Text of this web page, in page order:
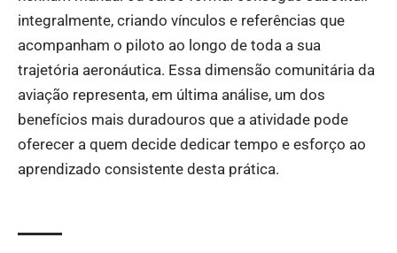
integralmente, criando vínculos e referências que
acompanham o piloto ao longo de toda a sua
trajetória aeronáutica. Essa dimensão comunitária da
aviação representa, em última análise, um dos
benefícios mais duradouros que a atividade pode
oferecer a quem decide dedicar tempo e esforço ao
aprendizado consistente desta prática.